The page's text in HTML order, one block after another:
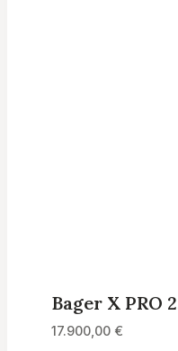
Bager X PRO
17.900,00 €